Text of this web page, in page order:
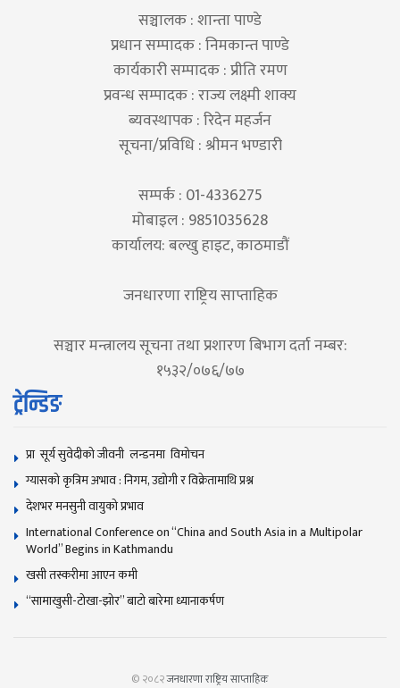
सञ्चालक : शान्ता पाण्डे
प्रधान सम्पादक : निमकान्त पाण्डे
कार्यकारी सम्पादक : प्रीति रमण
प्रवन्ध सम्पादक : राज्य लक्ष्मी शाक्य
ब्यवस्थापक : रिदेन महर्जन
सूचना/प्रविधि : श्रीमन भण्डारी
सम्पर्क : 01-4336275
मोबाइल : 9851035628
कार्यालय: बल्खु हाइट, काठमाडौं
जनधारणा राष्ट्रिय साप्ताहिक
सञ्चार मन्त्रालय सूचना तथा प्रशारण बिभाग दर्ता नम्बर:
१५३२/०७६/७७
ट्रेन्डिङ
प्रा सूर्य सुवेदीको जीवनी लन्डनमा विमोचन
ग्यासको कृत्रिम अभाव : निगम, उद्योगी र विक्रेतामाथि प्रश्न
देशभर मनसुनी वायुको प्रभाव
International Conference on “China and South Asia in a Multipolar
World” Begins in Kathmandu
खसी तस्करीमा आएन कमी
“सामाखुसी-टोखा-झोर” बाटो बारेमा ध्यानाकर्षण
© २०८२जनधारणा राष्ट्रिय साप्ताहिक